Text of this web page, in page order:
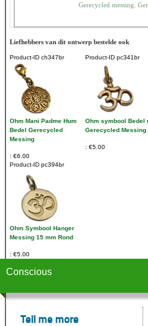
Gerecycled messing.
Liefhebbers van dit ontwerp bestelde ook
Product-ID ch347br
Ohm Mani Padme Hum
Bedel Gerecycled
Messing
€6.00
Product-ID pc341br
Ohm symbool Bedel
Gerecycled Messing
€5.00
Product-ID pc394br
Ohm Symbool Hanger
Messing 15 mm Rond
€5.00
Conscious
Tell me more